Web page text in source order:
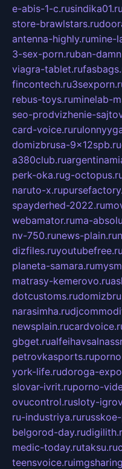
e-abis-1-c.rusindika01.ru
store-brawlstars.ru
antenna-highly.rumine-
3-sex-porn.ruban-
viagra-tablet.ru
fincontech.ru
rebus-toys.ruminelab-
seo-prodvizhenie-
card-voice.ru
domizbrusa-9x12spb.ru
a380club.ru
perk-oka.rug-
naruto-x.ru
spayderhed-2022.ru
webamator.ruma-
nv-750.runews-plain.ru
dizfiles.ruyoutubefree.ru
planeta-samara.ru
matrasy-kemerovo.ru
dotcustoms.ru
narasimha.ru
newsplain.ru
gbget.ru
petrovkasports.ru
york-life.rudoroga-
slovar-ivrit.ruporno-
ovucontrol.rusloty-
ru-industriya.ru
belgorod-day.ru
medic-today.rutaksu.ru
teensvoice.ru